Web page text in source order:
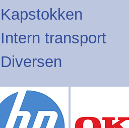
Kapstokken
Intern transport
Diversen